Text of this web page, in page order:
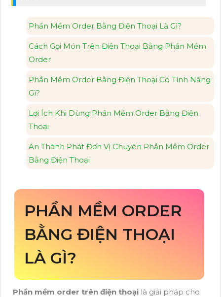
Phần Mềm Order Bằng Điện Thoại Là Gì?
Cách Gọi Món Trên Điện Thoại Bằng Phần Mềm
Order
Phần Mềm Order Bằng Điện Thoại Có Tính Năng
Gì?
Lợi Ích Khi Dùng Phần Mềm Order Bằng Điện
Thoại
An Thành Phát Đơn Vị Chuyên Phần Mềm Order
Bằng Điện Thoại
PHẦN MỀM ORDER
BẰNG ĐIỆN THOẠI
LÀ GÌ?
Phần mềm order trên điện thoại là giải pháp cho